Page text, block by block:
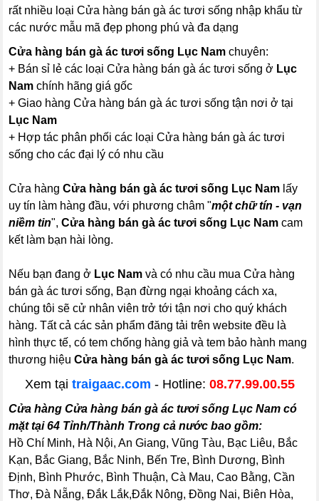
rất nhiều loại Cửa hàng bán gà ác tươi sống nhập khẩu từ
các nước mẫu mã đẹp phong phú và đa dạng
Cửa hàng bán gà ác tươi sống Lục Namchuyên:
+ Bán sỉ lẻ các loại Cửa hàng bán gà ác tươi sống ở Lục
Nam chính hãng giá gốc
+ Giao hàng Cửa hàng bán gà ác tươi sống tận nơi ở tại
Lục Nam
+ Hợp tác phân phối các loại Cửa hàng bán gà ác tươi
sống cho các đại lý có nhu cầu
Cửa hàngCửa hàng bán gà ác tươi sống Lục Nam lấy
uy tín làm hàng đầu, với phương châm "một chữ tín - vạn
niềm tin",Cửa hàng bán gà ác tươi sống Lục Nam cam
kết làm bạn hài lòng.
Nếu bạn đang ở Lục Nam và có nhu cầu mua Cửa hàng
bán gà ác tươi sống, Bạn đừng ngại khoảng cách xa,
chúng tôi sẽ cử nhân viên trở tới tận nơi cho quý khách
hàng. Tất cả các sản phẩm đăng tải trên website đều là
hình thực tế, có tem chống hàng giả và tem bảo hành mang
thương hiệuCửa hàng bán gà ác tươi sống Lục Nam.
Xem tại traigaac.com - Hotline: 08.77.99.00.55
Cửa hàng Cửa hàng bán gà ác tươi sống Lục Nam có
mặt tại 64 Tỉnh/Thành Trong cả nước bao gồm:
Hồ Chí Minh, Hà Nội, An Giang, Vũng Tàu, Bạc Liêu, Bắc
Kạn, Bắc Giang, Bắc Ninh, Bến Tre, Bình Dương, Bình
Định, Bình Phước, Bình Thuận, Cà Mau, Cao Bằng, Cần
Thơ, Đà Nẵng, Đắk Lắk,Đắk Nông, Đồng Nai, Biên Hòa,